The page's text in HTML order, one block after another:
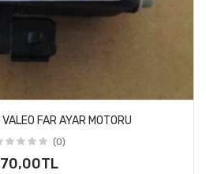
FAR AYAR MOTORU
(0)
70,00TL